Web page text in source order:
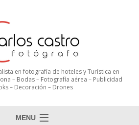
en fotografía de hoteles y Turística en
– Bodas – Fotografía aérea – Publicidad
– Decoración – Drones
MENU